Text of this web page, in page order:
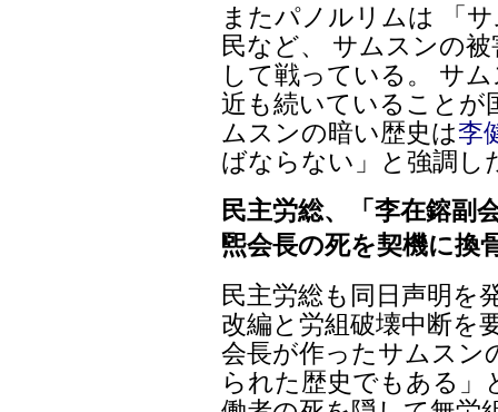
またパノルリムは 「
民など、 サムスンの
して戦っている。 サ
近も続いていることが
ムスンの暗い歴史は李
ばならない」と強調し
民主労総、「李在鎔副
煕会長の死を契機に換
民主労総も同日声明を
改編と労組破壊中断を
会長が作ったサムスン
られた歴史でもある」